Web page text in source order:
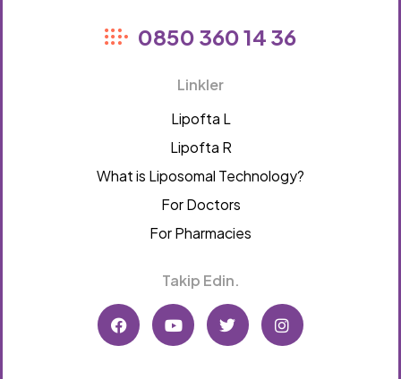
Lipofta 0850 360 14 36
Linkler
Lipofta L
Lipofta R
What is Liposomal Technology?
For Doctors
For Pharmacies
Takip Edin.